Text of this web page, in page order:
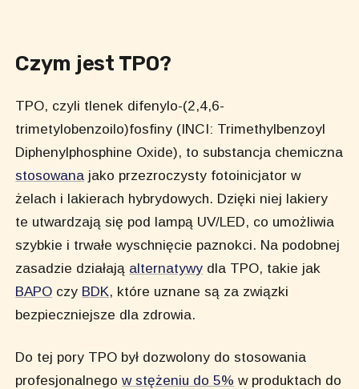
Czym jest TPO?
TPO, czyli tlenek difenylo-(2,4,6-
trimetylobenzoilo)fosfiny (INCI: Trimethylbenzoyl
Diphenylphosphine Oxide), to substancja chemiczna
stosowana jako przezroczysty fotoinicjator w
żelach i lakierach hybrydowych. Dzięki niej lakiery
te utwardzają się pod lampą UV/LED, co umożliwia
szybkie i trwałe wyschnięcie paznokci. Na podobnej
zasadzie działają alternatywy dla TPO, takie jak
BAPO czy BDK, które uznane są za związki
bezpieczniejsze dla zdrowia.
Do tej pory TPO był dozwolony do stosowania
profesjonalnegow stężeniu do 5% w produktach do